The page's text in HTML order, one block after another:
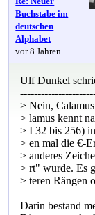
Buchstabe im
deutschen
Alphabet
vor 8 Jahren
Ulf Dunkel
> Nein,
> lamus kennt
> I 32 bis 256)
> en mal die €-
> anderes
> rt" wurde. Es
> teren Rängen
Darin bestand